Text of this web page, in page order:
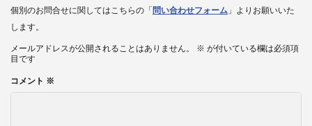
個別のお問合せに関してはこちらの「 問い合わせフォーム 」よりお願いいた
します。
メールアドレスが公開されることはありません。 ※ が付いている欄は必須項
目です
コメント ※